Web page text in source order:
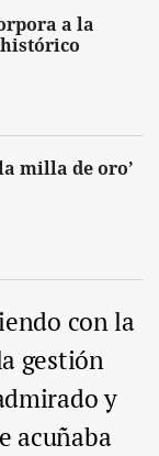
a la
histórico
milla de oro’
con la
gestión
y
acuñaba